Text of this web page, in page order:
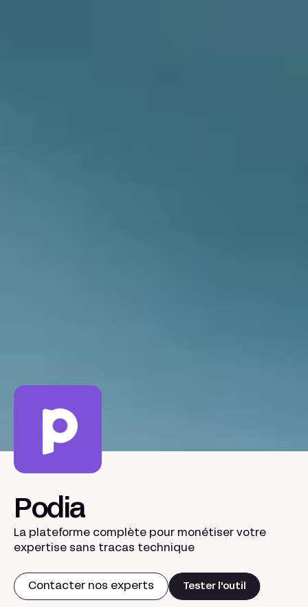
Podia
La plateforme complète pour monétiser votre
expertise sans tracas technique
Contacter nos experts Tester l'outil